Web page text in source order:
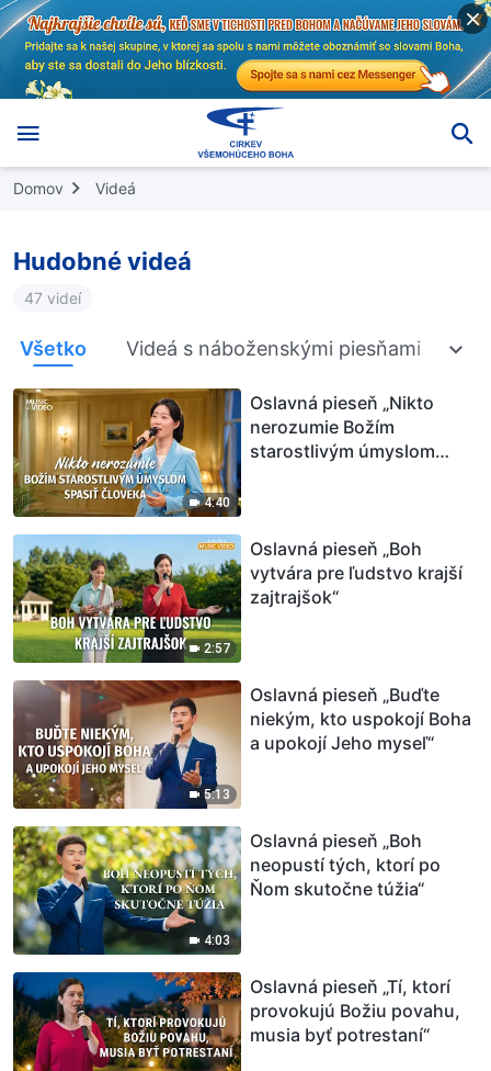
Domov Videá
Hudobné videá
47 videí
Všetko Videá s náboženskými piesňami A
4:40
Oslavná pieseň „Nikto
nerozumie Božím
starostlivým úmyslom
2:57
Oslavná pieseň „Boh
vytvára pre ľudstvo krajší
zajtrajšok“
5:13
Oslavná pieseň „Buďte
niekým, kto uspokojí Boha
a upokojí Jeho myseľ“
4:03
Oslavná pieseň „Boh
neopustí tých, ktorí po
Ňom skutočne túžia“
Oslavná pieseň „Tí, ktorí
provokujú Božiu povahu,
musia byť potrestaní“